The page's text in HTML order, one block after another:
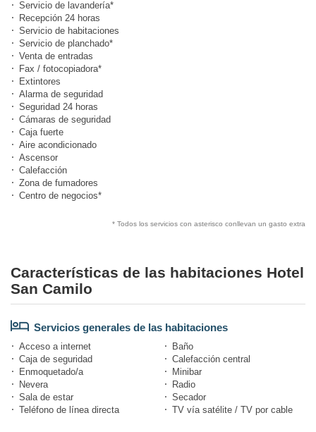
Servicio de lavandería*
Recepción 24 horas
Servicio de habitaciones
Servicio de planchado*
Venta de entradas
Fax / fotocopiadora*
Extintores
Alarma de seguridad
Seguridad 24 horas
Cámaras de seguridad
Caja fuerte
Aire acondicionado
Ascensor
Calefacción
Zona de fumadores
Centro de negocios*
* Todos los servicios con asterisco conllevan un gasto extra
Características de las habitaciones Hotel
San Camilo
Servicios generales de las habitaciones
Acceso a internet
Baño
Caja de seguridad
Calefacción central
Enmoquetado/a
Minibar
Nevera
Radio
Sala de estar
Secador
Teléfono de línea directa
TV vía satélite / TV por cable